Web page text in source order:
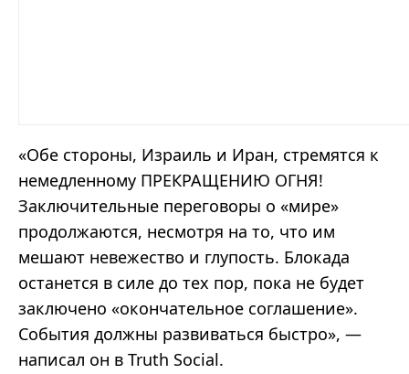
«Обе стороны, Израиль и Иран, стремятся к
немедленному ПРЕКРАЩЕНИЮ ОГНЯ!
Заключительные переговоры о «мире»
продолжаются, несмотря на то, что им
мешают невежество и глупость. Блокада
останется в силе до тех пор, пока не будет
заключено «окончательное соглашение».
События должны развиваться быстро», —
написал он в Truth Social.